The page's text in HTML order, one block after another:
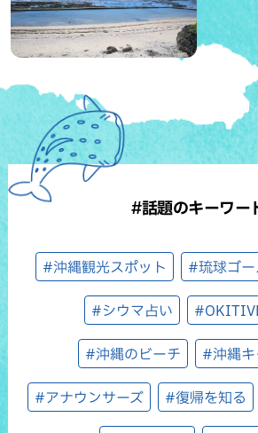
（八重瀬
#話題のキーワー
#沖縄観光スポット #琉球ゴー
#シウマ占い
#沖縄のビーチ #沖縄キ
#アナウンサーズ #復帰を知る